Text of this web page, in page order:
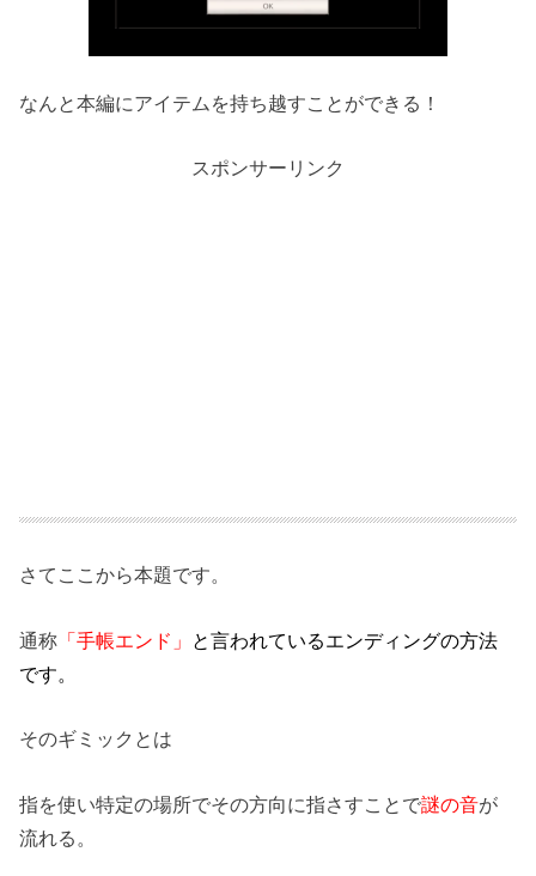
なんと本編にアイテムを持ち越すことができる！
スポンサーリンク
さてここから本題です。
通称 「手帳エンド」 と言われているエンディングの方法
です。
そのギミックとは
指を使い特定の場所でその方向に指さすことで謎の音が
流れる。